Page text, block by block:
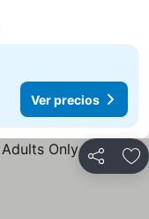
Ver precios
Compartir